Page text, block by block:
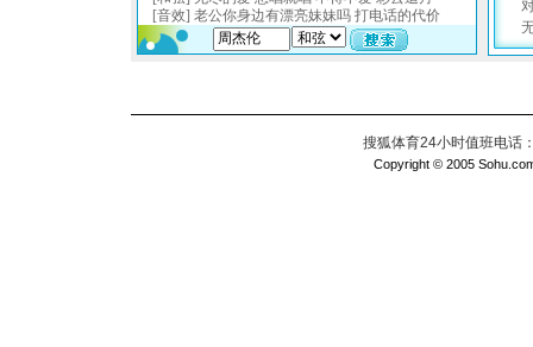
搜狐体育24小时值班电话
Copyright © 2005